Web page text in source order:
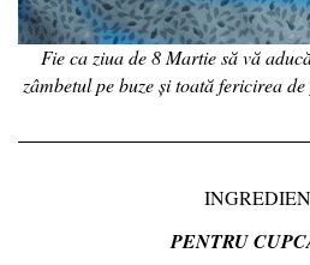
Fie ca ziua de 8 Martie să vă
zâmbetul pe buze şi toată fericirea
PENTRU